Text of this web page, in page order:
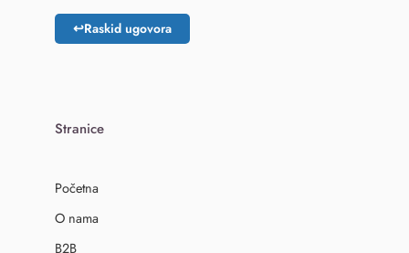
↩Raskid ugovora
Stranice
Početna
O nama
B2B